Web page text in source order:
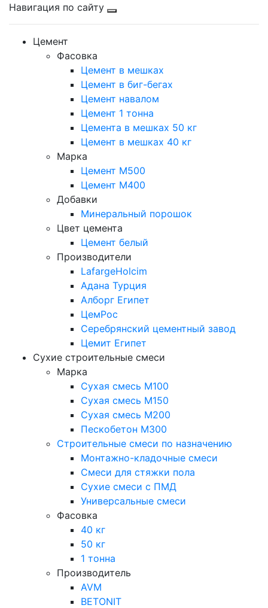
Навигация по сайту
Цемент
Фасовка
Цемент в мешках
Цемент в биг-бегах
Цемент навалом
Цемент 1 тонна
Цемента в мешках 50 кг
Цемент в мешках 40 кг
Марка
Цемент М500
Цемент М400
Добавки
Минеральный порошок
Цвет цемента
Цемент белый
Производители
LafargeHolcim
Адана Турция
Алборг Египет
ЦемРос
Серебрянский цементный завод
Цемит Египет
Сухие строительные смеси
Марка
Сухая смесь М100
Сухая смесь М150
Сухая смесь М200
Пескобетон М300
Строительные смеси по назначению
Монтажно-кладочные смеси
Смеси для стяжки пола
Сухие смеси с ПМД
Универсальные смеси
Фасовка
40 кг
50 кг
1 тонна
Производитель
AVM
BETONIT